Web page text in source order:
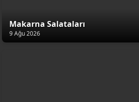
Makarna Salataları
9 Ağu 2026